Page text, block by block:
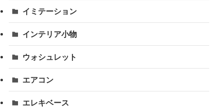
イミテーション
インテリア小物
ウォシュレット
エアコン
エレキベース